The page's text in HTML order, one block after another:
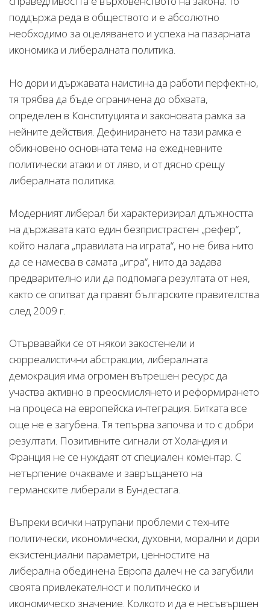
поддържа реда в обществото и е абсолютно
необходимо за оцеляването и успеха на пазарната
икономика и либералната политика.
Но дори и държавата наистина да работи перфектно,
тя трябва да бъде ограничена до обхвата,
определен в Конституцията и законовата рамка за
нейните действия. Дефинирането на тази рамка е
обикновено основната тема на ежедневните
политически атаки и от ляво, и от дясно срещу
либералната политика.
Модерният либерал би характеризирал длъжността
на държавата като един безпристрастен „рефер“,
който налага „правилата на играта“, но не бива нито
да се намесва в самата „игра“, нито да задава
предварително или да подпомага резултата от нея,
както се опитват да правят българските правителства
след 2009 г.
Отървавайки се от някои закостенели и
сюрреалистични абстракции, либералната
демокрация има огромен вътрешен ресурс да
участва активно в преосмислянето и реформирането
на процеса на европейска интеграция. Битката все
още не е загубена. Тя тепърва започва и то с добри
резултати. Позитивните сигнали от Холандия и
Франция не се нуждаят от специален коментар. С
нетърпение очакваме и завръщането на
германските либерали в Бундестага.
Въпреки всички натрупани проблеми с техните
политически, икономически, духовни, морални и дори
екзистенциални параметри, ценностите на
либерална обединена Европа далеч не са загубили
своята привлекателност и политическо и
икономическо значение. Колкото и да е несъвършен